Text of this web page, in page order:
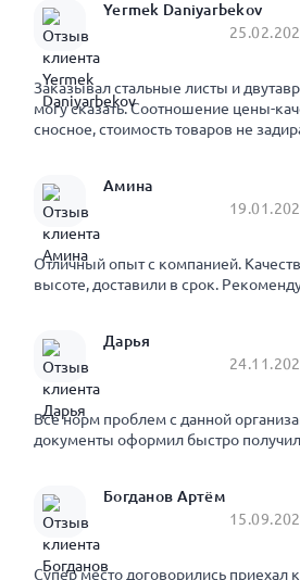
Yermek Daniyarbekov
Заказывал стальные листы и
могу сказать. Соотношение цены-
сносное, стоимость товаров не
Амина
Отличный опыт с компанией.
высоте, доставили в срок.
Дарья
Все норм проблем с данной
документы оформил быстро
Богданов Артём
Супер место договорились приехал